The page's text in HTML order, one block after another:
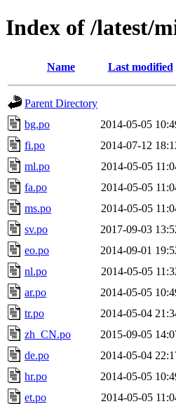
Index of /latest/
Name Last modified
Parent Directory
bg.po
2014-05-05
fi.po
2014-07-12
ml.po
2014-05-05
fa.po
2014-05-05
ms.po
2014-05-05
sv.po
2017-09-03
eo.po
2014-09-01
nl.po
2014-05-05
ar.po
2014-05-05
tr.po
2014-05-04
zh_CN.po
2015-09-05
de.po
2014-05-04
hr.po
2014-05-05
et.po
2014-05-05